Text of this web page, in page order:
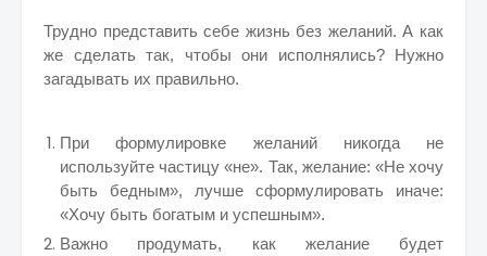
Трудно представить себе жизнь без желаний. А как
же сделать так, чтобы они исполнялись? Нужно
загадывать их правильно.
При формулировке желаний никогда не
используйте частицу «не». Так, желание: «Не хочу
быть бедным», лучше сформулировать иначе:
«Хочу быть богатым и успешным».
Важно продумать, как желание будет